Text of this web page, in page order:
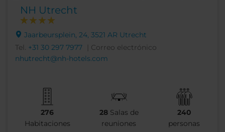
NH Utrecht
Jaarbeursplein, 24, 3521 AR Utrecht
Tel. +31 30 297 7977
| Correo electrónico
nhutrecht@nh-hotels.com
276
Habitaciones
28 Salas de
reuniones
240
personas